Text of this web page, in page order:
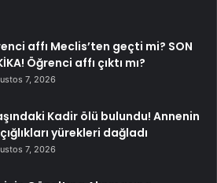
affı Meclis’ten geçti mi? SON
Öğrenci affı çıktı mı?
7, 2026
Kadir ölü bulundu! Annenin
yürekleri dağladı
7, 2026